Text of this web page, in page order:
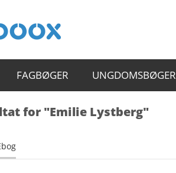
FAGBØGER UNGDOMSBØGER
for "Emilie Lystberg"